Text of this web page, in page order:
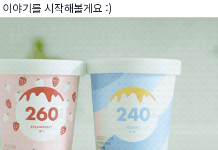
야기를 시작해볼게요 :)